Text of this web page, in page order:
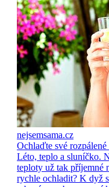
nejsemsama.cz
Ochlaďte své
Léto, teplo a sluníčko.
teploty už tak příjemné
rychle ochladit? K dyž